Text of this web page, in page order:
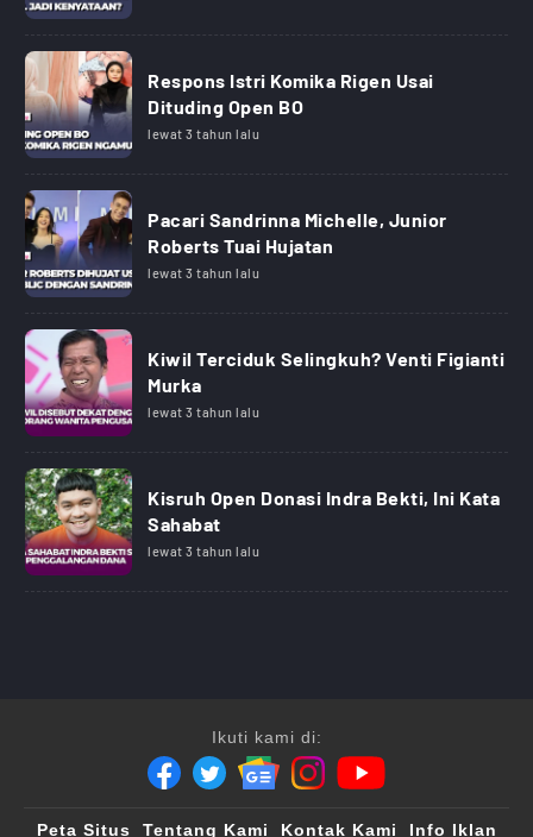
Respons Istri Komika Rigen Usai
Dituding Open BO
lewat 3 tahun lalu
Pacari Sandrinna Michelle, Junior
Roberts Tuai Hujatan
lewat 3 tahun lalu
Kiwil Terciduk Selingkuh? Venti Figianti
Murka
lewat 3 tahun lalu
Kisruh Open Donasi Indra Bekti, Ini Kata
Sahabat
lewat 3 tahun lalu
Ikuti kami di:
Peta Situs Tentang Kami Kontak Kami Info Iklan